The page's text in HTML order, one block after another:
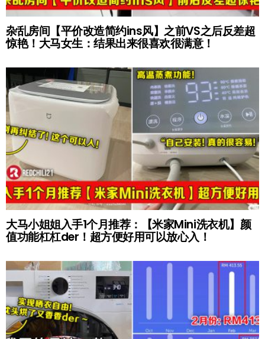
杂乱房间【平价改造简约ins风】之前VS之后反差超
惊艳！大马女生：结果出来很喜欢很满意！
大马小姐姐入手1个月推荐：【米家Mini洗衣机】颜
值功能杠杠der！超方便好用可以放心入！